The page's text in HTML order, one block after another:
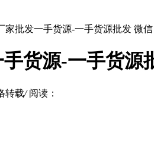
家批发一手货源-一手货源批发 微信
货源-一手货源
转载/ 阅读：